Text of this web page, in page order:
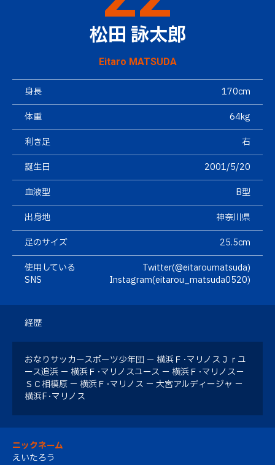
松田 詠太郎
Eitaro MATSUDA
身長
170cm
体重
64kg
利き足
右
誕生日
2001/5/20
血液型
B型
出身地
神奈川県
足のサイズ
25.5cm
使用している
SNS
Twitter(@eitaroumatsuda)
Instagram(eitarou_matsuda0520)
経歴
おなりサッカースポーツ少年団 － 横浜Ｆ･マリノスＪｒユ
ース追浜 － 横浜Ｆ･マリノスユース － 横浜Ｆ･マリノス－
ＳＣ相模原 － 横浜Ｆ･マリノス － 大宮アルディージャ －
横浜F･マリノス
ニックネーム
えいたろう